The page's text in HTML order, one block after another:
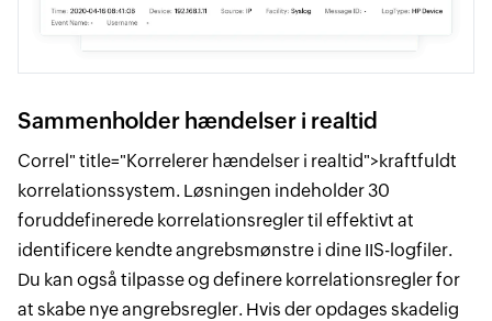
Sammenholder hændelser i realtid
Correl" title="Korrelerer hændelser i realtid">kraftfuldt
korrelationssystem. Løsningen indeholder 30
foruddefinerede korrelationsregler til effektivt at
identificere kendte angrebsmønstre i dine IIS-logfiler.
Du kan også tilpasse og definere korrelationsregler for
at skabe nye angrebsregler. Hvis der opdages skadelig